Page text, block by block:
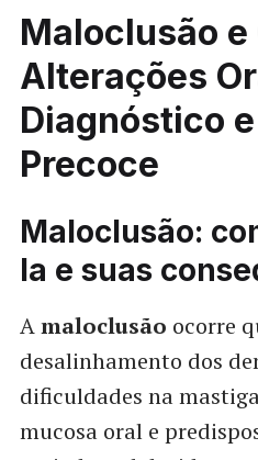
Maloclusão e
Alterações
Diagnóstico
Precoce
Maloclusão:
la e suas
Amaloclusão ocorre
desalinhamento dos
dificuldades na
mucosa oral e